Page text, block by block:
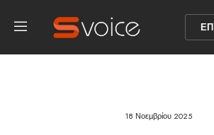
18 Νοεμβρίου 2025